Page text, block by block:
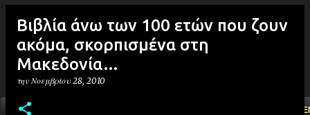
ΑΡΧΙΚΗ
Βιβλία άνω των 100 ετών που ζουν
ακόμα, σκορπισμένα στη
Μακεδονία…
την Νοεμβρίου 28, 2010